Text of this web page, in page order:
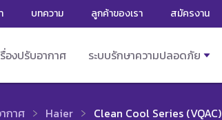
บทความ ลูกค้าของเรา สมัครงาน
องปรับอากาศ ระบบรักษาความปลอดภัย
กาศ Haier Clean Cool Series (VQAC)